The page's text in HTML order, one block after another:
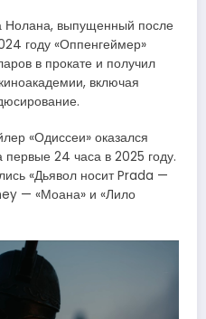
выпущенный после
году «Оппенгеймер»
в прокате и получил
включая
«Одиссеи» оказался
24 часа в 2025 году.
«Дьявол носит Prada —
— «Моана» и «Лило